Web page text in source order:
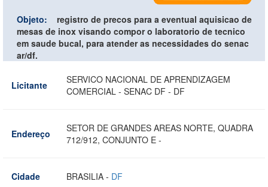
Objeto:
registro de precos para a eventual aquisicao de
mesas de inox visando compor o laboratorio de tecnico
em saude bucal, para atender as necessidades do senac
ar/df.
Licitante
SERVICO NACIONAL DE APRENDIZAGEM
COMERCIAL - SENAC DF - DF
Endereço
SETOR DE GRANDES AREAS NORTE, QUADRA
712/912, CONJUNTO E -
Cidade BRASILIA - DF